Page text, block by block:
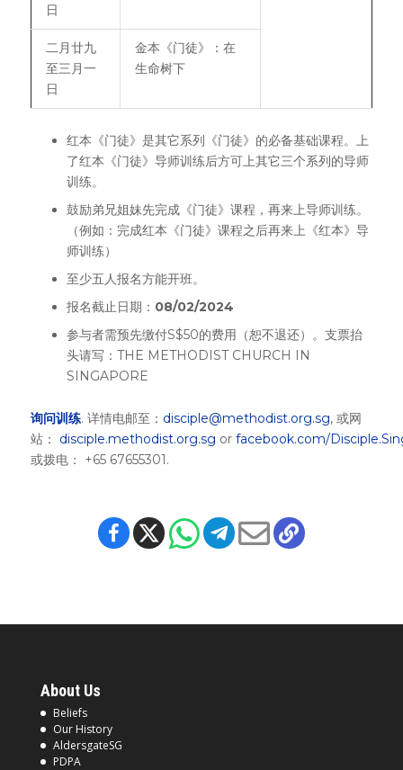
日
二月廿九
至三月一
日
金本《门徒》：在
生命树下
红本《门徒》是其它系列《门徒》的必备基础课程。上
了红本《门徒》导师训练后方可上其它三个系列的导师
训练。
鼓励弟兄姐妹先完成《门徒》课程，再来上导师训练。
（例如：完成红本《门徒》课程之后再来上《红本》导
师训练）
至少五人报名方能开班。
报名截止日期： 08/02/2024
参与者需预先缴付S$50的费用（恕不退还）。支票抬
头请写：THE METHODIST CHURCH IN
SINGAPORE
询问训练. 详情电邮至： disciple@methodist.org.sg, 或网
站： disciple.methodist.org.sg or facebook.com/
或拨电： +65 67655301.
About Us
Beliefs
Our History
AldersgateSG
PDPA